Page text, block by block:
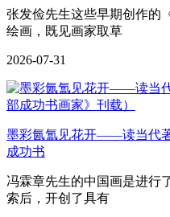
张发俭先生这些早期创作的
绘画，既见画家取草
2026-07-31
墨彩氤氲见花开——读当代
成功书
冯霖章先生的中国画是进行
索后，开创了具有